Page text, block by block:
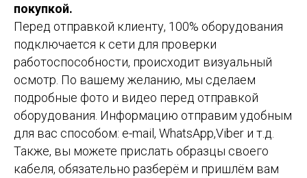
покупкой.
Перед отправкой клиенту, 100% оборудования
подключается к сети для проверки
работоспособности, происходит визуальный
осмотр. По вашему желанию, мы сделаем
подробные фото и видео перед отправкой
оборудования. Информацию отправим удобным
для вас способом: e-mail, WhatsApp,Viber и т.д.
Также, вы можете прислать образцы своего
кабеля, обязательно разберём и пришлём вам